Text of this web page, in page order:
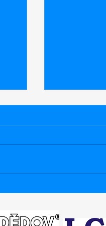
Zítra